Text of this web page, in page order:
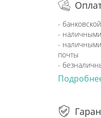
-
-
-
почты
-